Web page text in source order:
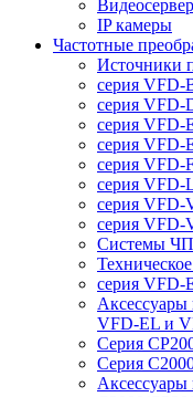
IP камеры
Частотные
Источники
серия VFD-
серия VFD-
серия VFD-
серия VFD-
серия VFD-
серия VFD-
серия VFD-
серия VFD-
Системы
серия VFD-
Аксессуары
VFD-EL и
Серия
Серия
Аксессуары